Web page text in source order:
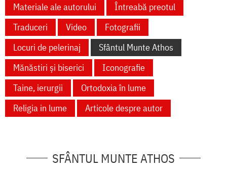
Materiale ale autorului
Întreabă preotul
Traduceri
Video
Fotografii
Locuri de pelerinaj
Sfântul Munte Athos
Mănăstiri și biserici
Iconografie
Taine, ierurgii
Ortodoxia în lume
Religia in lume
Articole despre autor
SFÂNTUL MUNTE ATHOS